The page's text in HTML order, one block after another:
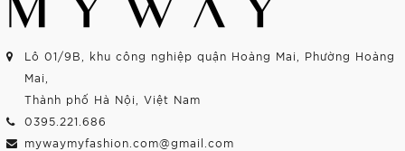
Lô 01/9B, khu công nghiệp quận Hoàng Mai, Phường Hoàng
Mai,
Thành phố Hà Nội, Việt Nam
0395.221.686
mywaymyfashion.com@gmail.com